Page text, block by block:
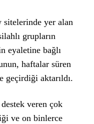
yer alan
grupların
eyaletine bağlı
haftalar süren
geçirdiği aktarıldı.
veren çok
ve on binlerce